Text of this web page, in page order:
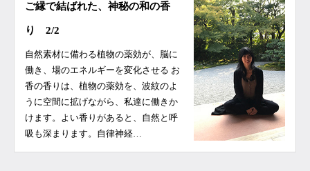
ご縁で結ばれた、神秘の和の香
り 2/2
自然素材に備わる植物の薬効が、脳に
働き、場のエネルギーを変化させる お
香の香りは、植物の薬効を、波紋のよ
うに空間に拡げながら、私達に働きか
けます。よい香りがあると、自然と呼
吸も深まります。自律神経…